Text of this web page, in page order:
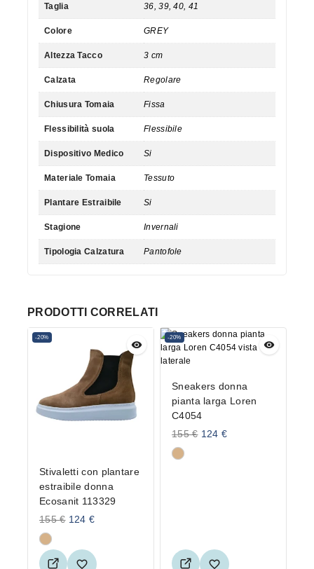
Taglia 36, 39, 40, 41
Colore GREY
Altezza Tacco 3 cm
Calzata Regolare
Chiusura Tomaia Fissa
Flessibilità suola Flessibile
Dispositivo Medico Si
Materiale Tomaia Tessuto
Plantare Estraibile Si
Stagione Invernali
Tipologia Calzatura Pantofole
PRODOTTI CORRELATI
-20%
Stivaletti con plantare
estraibile donna
Ecosanit 113329
155€ 124€
-20%
Sneakers donna
pianta larga Loren
C4054
155€ 124€